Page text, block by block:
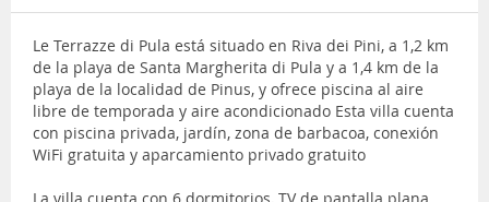
Le Terrazze di Pula está situado en Riva dei Pini, a 1,2 km
de la playa de Santa Margherita di Pula y a 1,4 km de la
playa de la localidad de Pinus, y ofrece piscina al aire
libre de temporada y aire acondicionado Esta villa cuenta
con piscina privada, jardín, zona de barbacoa, conexión
WiFi gratuita y aparcamiento privado gratuito